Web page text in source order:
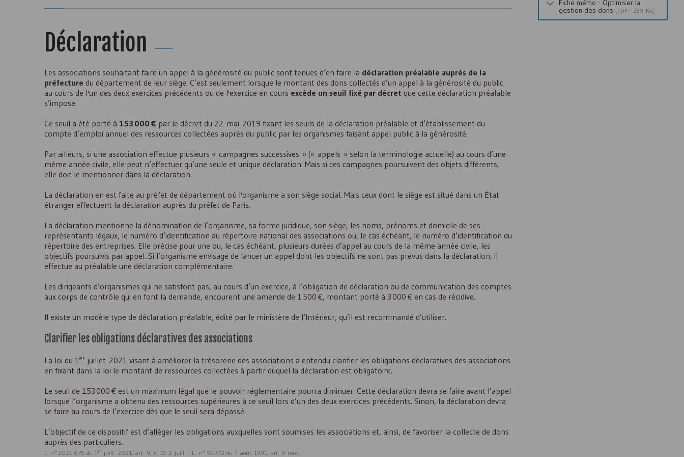
Déclaration
Les associations souhaitant faire un appel à la générosité du public sont tenues d’en faire la déclaration préalable auprès de la
préfecture du département de leur siège. C’est seulement lorsque le montant des dons collectés d’un appel à la générosité du public
au cours de l'un des deux exercices précédents ou de l'exercice en cours excède un seuil fixé par décret que cette déclaration préalable
s’impose.
Ce seuil a été porté à 153 000 € par le décret du 22 mai 2019 fixant les seuils de la déclaration préalable et d’établissement du
compte d’emploi annuel des ressources collectées auprès du public par les organismes faisant appel public à la générosité.
Par ailleurs, si une association effectue plusieurs « campagnes successives » (« appels » selon la terminologie actuelle) au cours d’une
même année civile, elle peut n’effectuer qu’une seule et unique déclaration. Mais si ces campagnes poursuivent des objets différents,
elle doit le mentionner dans la déclaration.
La déclaration en est faite au préfet de département où l'organisme a son siège social. Mais ceux dont le siège est situé dans un État
étranger effectuent la déclaration auprès du préfet de Paris.
La déclaration mentionne la dénomination de l’organisme, sa forme juridique, son siège, les noms, prénoms et domicile de ses
représentants légaux, le numéro d’identification au répertoire national des associations ou, le cas échéant, le numéro d’identification du
répertoire des entreprises. Elle précise pour une ou, le cas échéant, plusieurs durées d’appel au cours de la même année civile, les
objectifs poursuivis par appel. Si l’organisme envisage de lancer un appel dont les objectifs ne sont pas prévus dans la déclaration, il
effectue au préalable une déclaration complémentaire.
Les dirigeants d’organismes qui ne satisfont pas, au cours d’un exercice, à l’obligation de déclaration ou de communication des comptes
aux corps de contrôle qui en font la demande, encourent une amende de 1 500 €, montant porté à 3 000 € en cas de récidive.
Il existe un modèle type de déclaration préalable, édité par le ministère de l’Intérieur, qu’il est recommandé d’utiliser.
Clarifier les obligations déclaratives des associations
La loi du 1er juillet 2021 visant à améliorer la trésorerie des associations a entendu clarifier les obligations déclaratives des associations
en fixant dans la loi le montant de ressources collectées à partir duquel la déclaration est obligatoire.
Le seuil de 153 000 € est un maximum légal que le pouvoir réglementaire pourra diminuer. Cette déclaration devra se faire avant l’appel
lorsque l’organisme a obtenu des ressources supérieures à ce seuil lors d’un des deux exercices précédents. Sinon, la déclaration devra
se faire au cours de l’exercice dès que le seuil sera dépassé.
L’objectif de ce dispositif est d’alléger les obligations auxquelles sont soumises les associations et, ainsi, de favoriser la collecte de dons
auprès des particuliers.
L. n° 2021-875 du 1er juill. 2021, art. 9, V, JO 2 juill. ; L. n° 91-772 du 7 août 1991, art. 3 mod.
Fiche mémo - Optimiser la
gestion des dons [PDF - 239 Ko]